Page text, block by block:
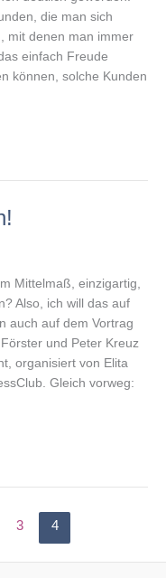
die man sich
mit denen man immer
einfach Freude
können, solche Kunden
Mittelmaß, einzigartig,
Also, ich will das auf
auch auf dem Vortrag
und Peter Kreuz
organisiert von Elita
Gleich vorweg:
3 4